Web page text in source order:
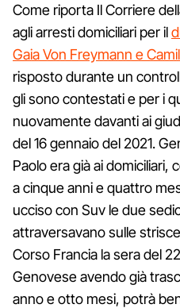
Come riporta Il Corriere
agli arresti domiciliari per il
Gaia Von Freymann e
risposto durante un
gli sono contestati e per i
nuovamente davanti ai
del 16 gennaio del 2021.
Paolo era già ai domiciliari,
a cinque anni e quattro
ucciso con Suv le due
attraversavano sulle
Corso Francia la sera del
Genovese avendo già
anno e otto mesi, potrà